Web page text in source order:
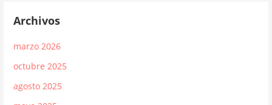
Archivos
marzo 2026
octubre 2025
agosto 2025